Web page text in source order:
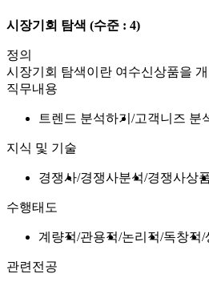
시장기회 탐색 (수준 : 4)
정의
시장기회 탐색이란 여수신상품을
직무내용
트렌드 분석하기 고객니즈 분
지식 및 기술
경쟁사 경쟁사분석 경쟁사상
수행태도
계량적 관용적 논리적 독창적
관련전공